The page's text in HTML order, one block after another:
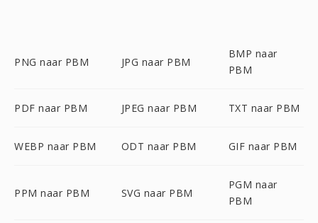
PNG naar PBM JPG naar PBM
BMP naar
PBM
PDF naar PBM JPEG naar PBM TXT naar PBM
WEBP naar PBM ODT naar PBM GIF naar PBM
PPM naar PBM SVG naar PBM
PGM naar
PBM